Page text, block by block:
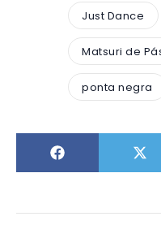
Just Dance
Matsuri de
ponta negra